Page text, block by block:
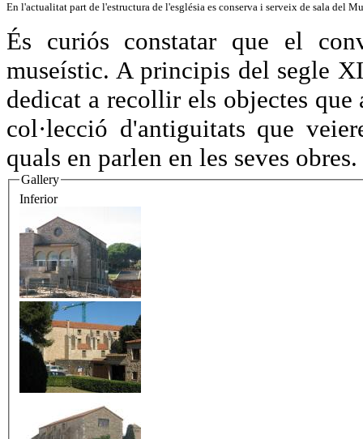
En l'actualitat part de l'estructura de l'església es conserva i serveix de sala del
És curiós constatar que el
museístic. A principis del segle
dedicat a recollir els objectes
col·lecció d'antiguitats que
quals en parlen en les seves obres.
Gallery
Inferior